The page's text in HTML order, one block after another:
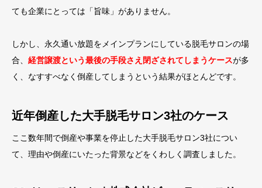
ても企業にとっては「旨味」がありません。
しかし、永久通い放題をメインプランにしている脱毛サロンの場
合、 経営譲渡という最後の手段さえ閉ざされてしまうケースが多
く、なすすべなく倒産してしまうという結果がほとんどです。
近年倒産した大手脱毛サロン3社のケース
ここ数年間で倒産や事業を停止した大手脱毛サロン3社につい
て、理由や倒産にいたった背景などをくわしく調査しました。